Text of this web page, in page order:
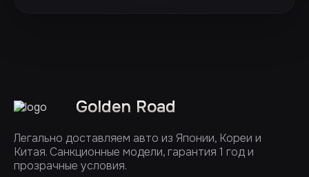
Golden Road
Легально доставляем авто из Японии, Кореи и
Китая. Санкционные модели, гарантия 1 год и
прозрачные условия.